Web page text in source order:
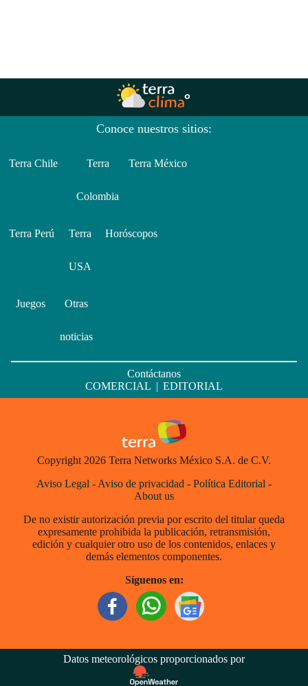
Conoce nuestros sitios:
Terra Chile Terra
Colombia
Terra México
Terra Perú Terra
USA
Horóscopos
Juegos Otras
noticias
Contáctanos
COMERCIAL | EDITORIAL
Copyright 2026 Terra Networks México S.A. de C.V.
Aviso Legal - Aviso de privacidad - Política Editorial -
About us
De no existir autorización previa por escrito del titular queda
expresamente prohibida la publicación, retransmisión,
edición y cualquier otro uso de los contenidos, enlaces y
demás elementos componentes.
Síguenos en:
Datos meteorológicos proporcionados por